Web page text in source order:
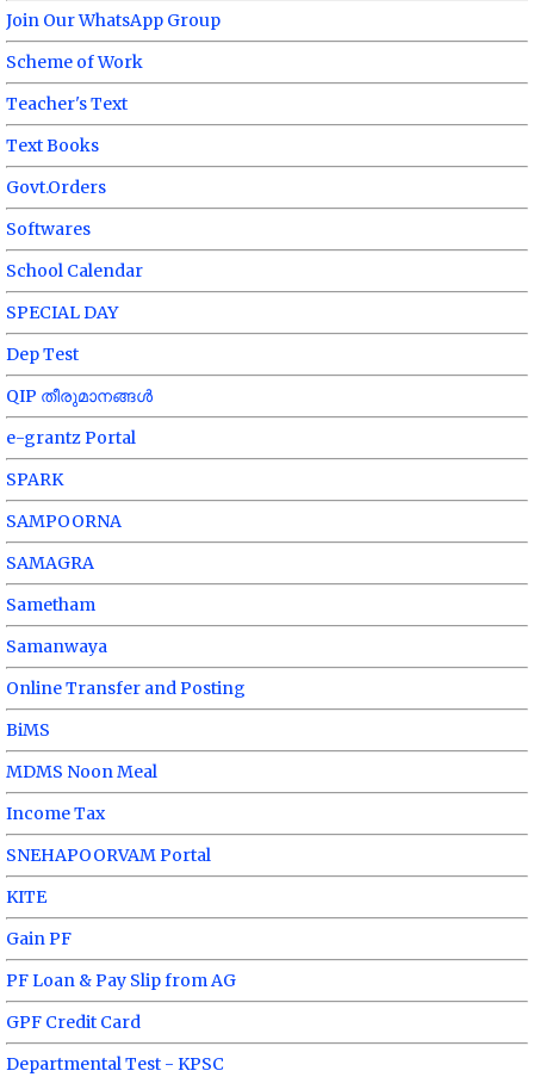
Join Our WhatsApp Group
Scheme of Work
Teacher's Text
Text Books
Govt.Orders
Softwares
School Calendar
SPECIAL DAY
Dep Test
QIP തീരുമാനങ്ങൾ
e-grantz Portal
SPARK
SAMPOORNA
SAMAGRA
Sametham
Samanwaya
Online Transfer and Posting
BiMS
MDMS Noon Meal
Income Tax
SNEHAPOORVAM Portal
KITE
Gain PF
PF Loan & Pay Slip from AG
GPF Credit Card
Departmental Test - KPSC